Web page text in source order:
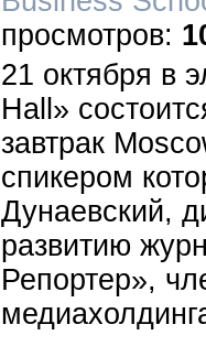
21 октября в
Hall»
завтрак
спикером
Дунаевский,
развитию
Репортер»,